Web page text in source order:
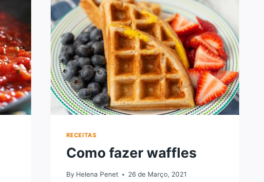
RECEITAS
Como fazer waffles
By Helena Penet 26 de Março, 2021